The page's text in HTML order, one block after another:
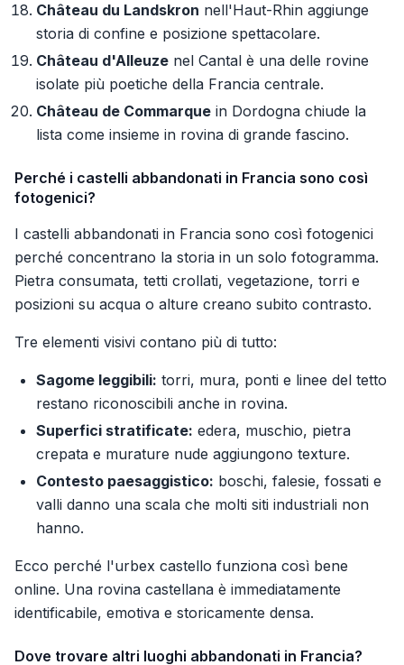
Château du Landskron nell'Haut-Rhin aggiunge
storia di confine e posizione spettacolare.
Château d'Alleuze nel Cantal è una delle rovine
isolate più poetiche della Francia centrale.
Château de Commarque in Dordogna chiude la
lista come insieme in rovina di grande fascino.
Perché i castelli abbandonati in Francia sono così
fotogenici?
I castelli abbandonati in Francia sono così fotogenici
perché concentrano la storia in un solo fotogramma.
Pietra consumata, tetti crollati, vegetazione, torri e
posizioni su acqua o alture creano subito contrasto.
Tre elementi visivi contano più di tutto:
Sagome leggibili: torri, mura, ponti e linee del tetto
restano riconoscibili anche in rovina.
Superfici stratificate: edera, muschio, pietra
crepata e murature nude aggiungono texture.
Contesto paesaggistico: boschi, falesie, fossati e
valli danno una scala che molti siti industriali non
hanno.
Ecco perché l'urbex castello funziona così bene
online. Una rovina castellana è immediatamente
identificabile, emotiva e storicamente densa.
Dove trovare altri luoghi abbandonati in Francia?